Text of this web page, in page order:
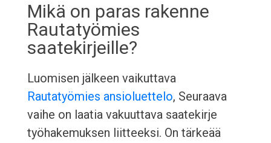
Mikä on paras rakenne
Rautatyömies
saatekirjeille?
Luomisen jälkeen vaikuttava
Rautatyömies ansioluettelo, Seuraava
vaihe on laatia vakuuttava saatekirje
työhakemuksen liitteeksi. On tärkeää